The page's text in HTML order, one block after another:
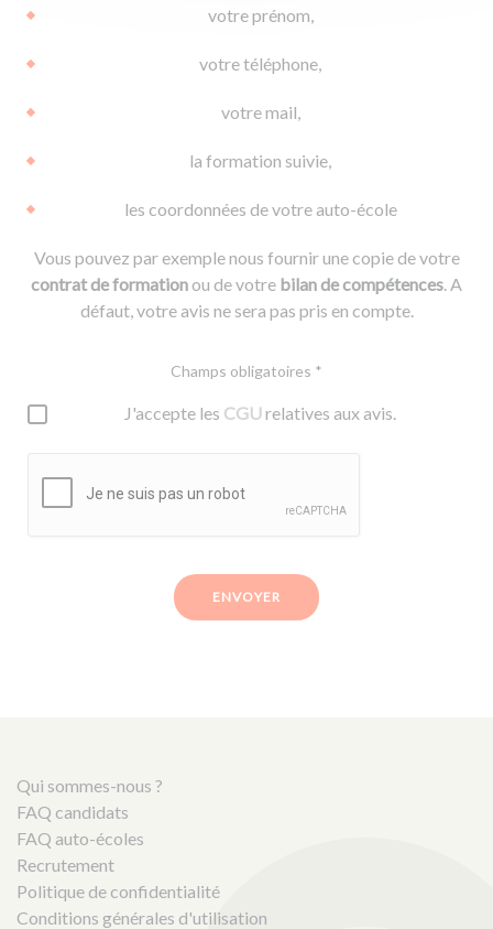
votre prénom,
votre téléphone,
votre mail,
la formation suivie,
les coordonnées de votre auto-école
Vous pouvez par exemple nous fournir une copie de votre
contrat de formationou de votre bilan de compétences. A
défaut, votre avis ne sera pas pris en compte.
Champs obligatoires *
J'accepte les CGUrelatives aux avis.
ENVOYER
Qui sommes-nous ?
FAQ candidats
FAQ auto-écoles
Recrutement
Politique de confidentialité
Conditions générales d'utilisation